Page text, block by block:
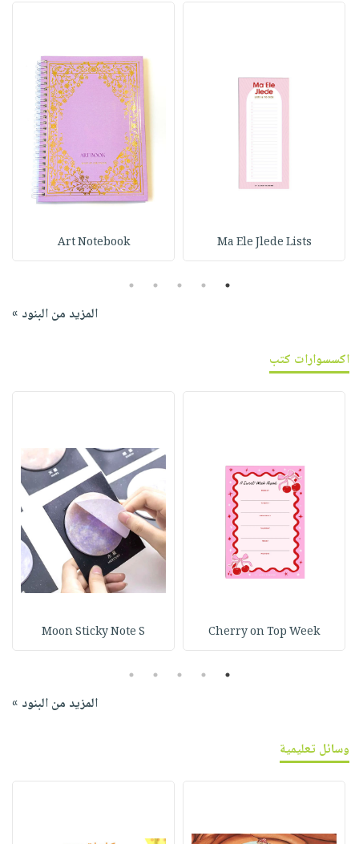
Ma Ele Jlede Lists
Art Notebook
1
2
3
4
5
المزيد من البنود »
اكسسوارات كتب
Cherry on Top Week
Moon Sticky Note S
1
2
3
4
5
المزيد من البنود »
وسائل تعليمية